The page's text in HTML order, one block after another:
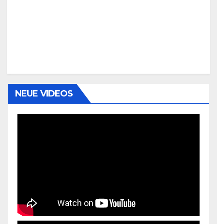
NEUE VIDEOS